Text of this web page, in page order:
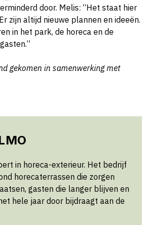
door. Melis: “Het staat hier
zijn altijd nieuwe plannen en ideeën.
in het park, de horeca en de
gekomen in samenwerking met
in horeca-exterieur. Het bedrijf
horecaterrassen die zorgen
gasten die langer blijven en
hele jaar door bijdraagt aan de